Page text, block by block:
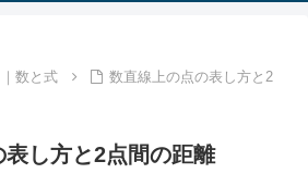
数と式
数直線上の点の表し方と2
し方と2点間の距離